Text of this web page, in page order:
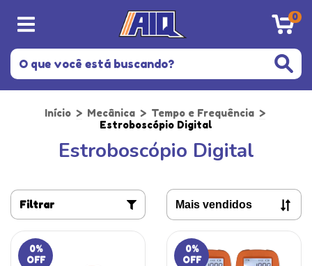
0
Início > Mecânica > Tempo e Frequência >
Estroboscópio Digital
Estroboscópio Digital
Filtrar
0%
OFF
0%
OFF